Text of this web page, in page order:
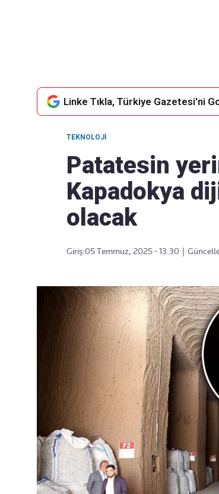
Linke Tıkla, Türkiye Gazetesi'ni
TEKNOLOJI
Patatesin
Kapadokya
olacak
Giriş:05 Temmuz, 2025 - 13:30